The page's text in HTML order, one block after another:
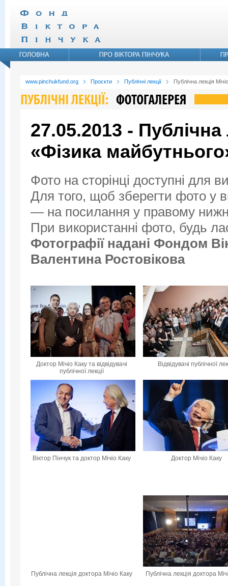
www.pinchukfund.org Проєкти Публічні лекції Публічна лекція
27.05.2013 - Публічна
«Фізика
Фото на сторінці доступні для
Для того, щоб зберегти фото у
— на посилання у правому
При використанні фото, будь
Фотографії надані Фондом
Валентина Ростовікова
Доктор Мічіо Каку та відвідувачі
публічної лекції
Відвідувачі публічної
Віктор Пінчук та доктор Мічіо Каку Доктор Мічіо Каку
Публічна лекція доктора Мічіо Каку Публічна лекція доктора